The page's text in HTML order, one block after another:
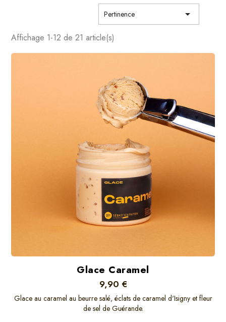
Pertinence 
Affichage 1-12 de 21 article(s)
Glace Caramel
9,90 €
Glace au caramel au beurre salé, éclats de caramel d'Isigny et fleur
de sel de Guérande.